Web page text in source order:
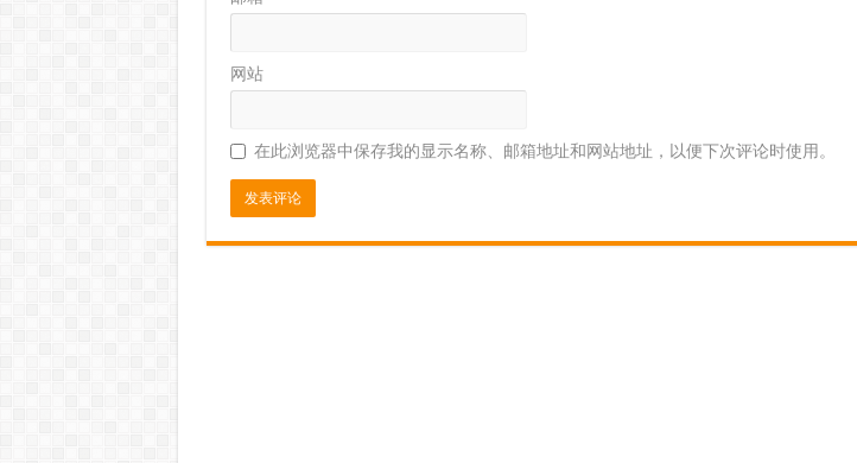
网站
在此浏览器中保存我的显示名称、邮箱地址和网站地址，以便下次评论时使用。